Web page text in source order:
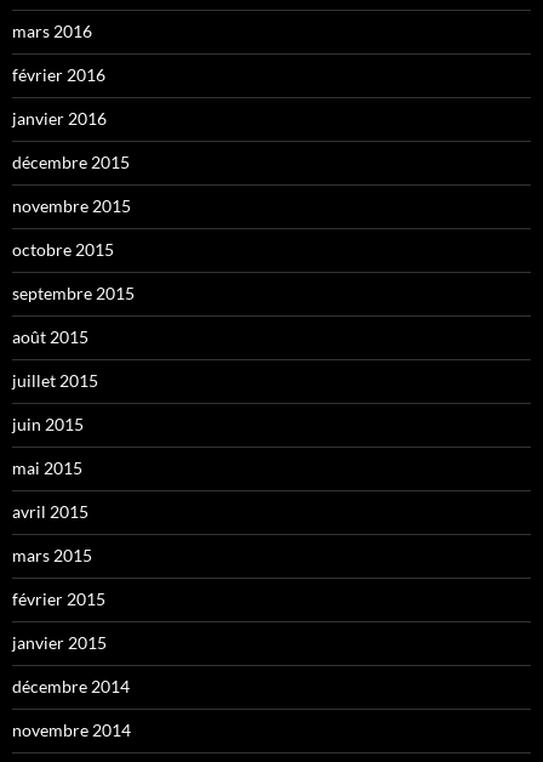
mars 2016
février 2016
janvier 2016
décembre 2015
novembre 2015
octobre 2015
septembre 2015
août 2015
juillet 2015
juin 2015
mai 2015
avril 2015
mars 2015
février 2015
janvier 2015
décembre 2014
novembre 2014